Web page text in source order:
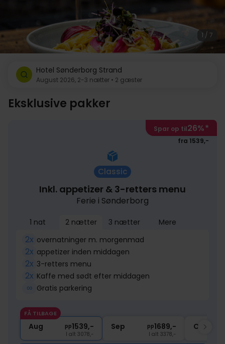
1 / 7
Hotel Sønderborg Strand
August 2026, 2-3 nætter • 2 gæster
Eksklusive pakker
Spar op til26%*
fra 1539,-
Classic
Inkl. appetizer & 3-retters menu
Ferie i Sønderborg
1 nat 2 nætter 3 nætter Mere
2x overnatninger m. morgenmad
2x appetizer inden middagen
2x 3-retters menu
2x Kaffe med sødt efter middagen
∞ Gratis parkering
FÅ TILBAGE
Aug pp1539,-
I alt 3078,-
Sep pp1689,-
I alt 3378,-
Okt